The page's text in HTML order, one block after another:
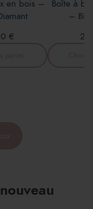
en bois –
€
Boîte à
–